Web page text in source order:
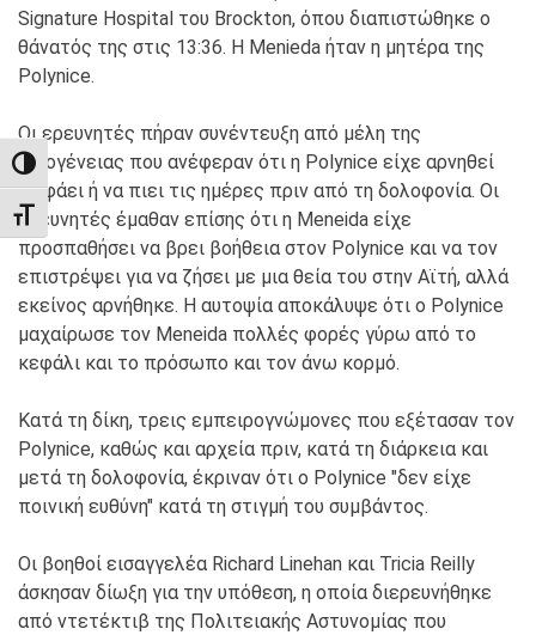
TOGGLE HIGH CONTRAST
TOGGLE FONT SIZE
Signature Hospital του Brockton, όπου διαπιστώθηκε ο
θάνατός της στις 13:36. Η Menieda ήταν η μητέρα της
Polynice.
Οι ερευνητές πήραν συνέντευξη από μέλη της
οικογένειας που ανέφεραν ότι η Polynice είχε αρνηθεί
να φάει ή να πιει τις ημέρες πριν από τη δολοφονία. Οι
ερευνητές έμαθαν επίσης ότι η Meneida είχε
προσπαθήσει να βρει βοήθεια στον Polynice και να τον
επιστρέψει για να ζήσει με μια θεία του στην Αϊτή, αλλά
εκείνος αρνήθηκε. Η αυτοψία αποκάλυψε ότι ο Polynice
μαχαίρωσε τον Meneida πολλές φορές γύρω από το
κεφάλι και το πρόσωπο και τον άνω κορμό.
Κατά τη δίκη, τρεις εμπειρογνώμονες που εξέτασαν τον
Polynice, καθώς και αρχεία πριν, κατά τη διάρκεια και
μετά τη δολοφονία, έκριναν ότι ο Polynice "δεν είχε
ποινική ευθύνη" κατά τη στιγμή του συμβάντος.
Οι βοηθοί εισαγγελέα Richard Linehan και Tricia Reilly
άσκησαν δίωξη για την υπόθεση, η οποία διερευνήθηκε
από ντετέκτιβ της Πολιτειακής Αστυνομίας που